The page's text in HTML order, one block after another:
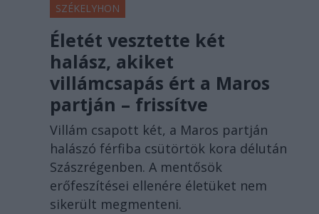
SZÉKELYHON
Életét vesztette két
halász, akiket
villámcsapás ért a Maros
partján – frissítve
Villám csapott két, a Maros partján
halászó férfiba csütörtök kora délután
Szászrégenben. A mentősök
erőfeszítései ellenére életüket nem
sikerült megmenteni.